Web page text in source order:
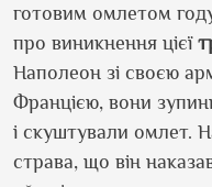
готовим омлетом
про виникнення цієї
Наполеон зі своєю
Францією, вони
і скуштували омлет.
страва, що він